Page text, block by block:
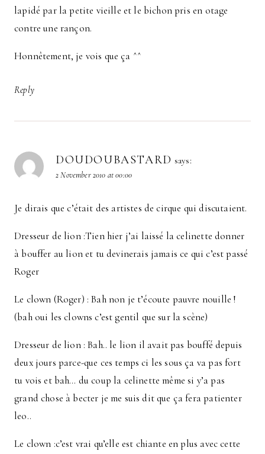
lapidé par la petite vieille et le bichon pris en otage
contre une rançon.
Honnêtement, je vois que ça ^^
Reply
DOUDOUBASTARD says:
2 November 2010 at 00:00
Je dirais que c’était des artistes de cirque qui discutaient.
Dresseur de lion :Tien hier j’ai laissé la celinette donner
à bouffer au lion et tu devinerais jamais ce qui c’est passé
Roger
Le clown (Roger) : Bah non je t’écoute pauvre nouille !
(bah oui les clowns c’est gentil que sur la scène)
Dresseur de lion : Bah.. le lion il avait pas bouffé depuis
deux jours parce-que ces temps ci les sous ça va pas fort
tu vois et bah… du coup la celinette même si y’a pas
grand chose à becter je me suis dit que ça fera patienter
leo..
Le clown :c’est vrai qu’elle est chiante en plus avec cette